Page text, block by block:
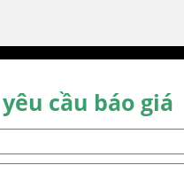
cầu báo giá